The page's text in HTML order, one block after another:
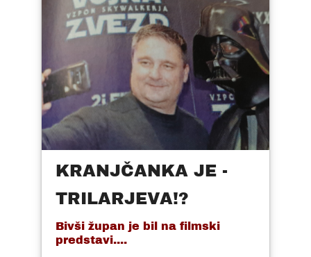
KRANJČANKA JE -
TRILARJEVA!?
Bivši župan je bil na filmski
predstavi....